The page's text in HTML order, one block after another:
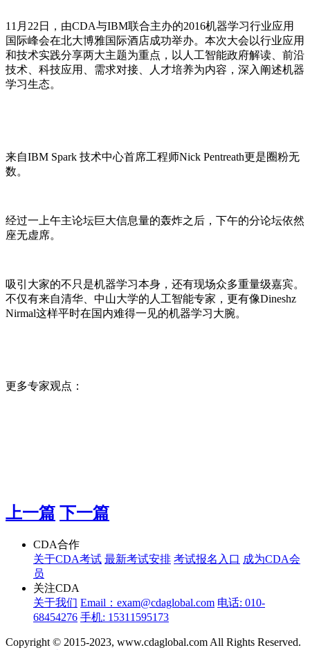
11月22日，由CDA与IBM联合主办的2016机器学习行业应用
国际峰会在北大博雅国际酒店成功举办。本次大会以行业应用
和技术实践分享两大主题为重点，以人工智能政府解读、前沿
技术、科技应用、需求对接、人才培养为内容，深入阐述机器
学习生态。
来自IBM Spark 技术中心首席工程师Nick Pentreath更是圈粉无
数。
经过一上午主论坛巨大信息量的轰炸之后，下午的分论坛依然
座无虚席。
吸引大家的不只是机器学习本身，还有现场众多重量级嘉宾。
不仅有来自清华、中山大学的人工智能专家，更有像Dineshz
Nirmal这样平时在国内难得一见的机器学习大腕。
更多专家观点：
上一篇 下一篇
CDA合作
关于CDA考试 最新考试安排 考试报名入口 成为CDA会
员
关注CDA
关于我们 Email：exam@cdaglobal.com 电话: 010-
68454276 手机: 15311595173
Copyright © 2015-2023, www.cdaglobal.com All Rights Reserved.